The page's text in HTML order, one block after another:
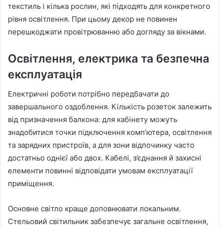
текстиль і кілька рослин, які підходять для конкретного
рівня освітлення. При цьому декор не повинен
перешкоджати провітрюванню або догляду за вікнами.
Освітлення, електрика та безпечна
експлуатація
Електричні роботи потрібно передбачати до
завершального оздоблення. Кількість розеток залежить
від призначення балкона: для кабінету можуть
знадобитися точки підключення комп’ютера, освітлення
та зарядних пристроїв, а для зони відпочинку часто
достатньо однієї або двох. Кабелі, з’єднання й захисні
елементи повинні відповідати умовам експлуатації
приміщення.
Основне світло краще доповнювати локальним.
Стельовий світильник забезпечує загальне освітлення,